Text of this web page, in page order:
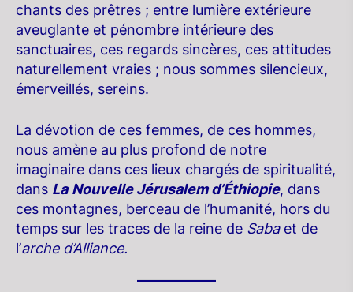
chants des prêtres ; entre lumière extérieure
aveuglante et pénombre intérieure des
sanctuaires, ces regards sincères, ces attitudes
naturellement vraies ; nous sommes silencieux,
émerveillés, sereins.
La dévotion de ces femmes, de ces hommes,
nous amène au plus profond de notre
imaginaire dans ces lieux chargés de spiritualité,
dans La Nouvelle Jérusalem d’Éthiopie, dans
ces montagnes, berceau de l’humanité, hors du
temps sur les traces de la reine de Sabaet de
l’arche d’Alliance.